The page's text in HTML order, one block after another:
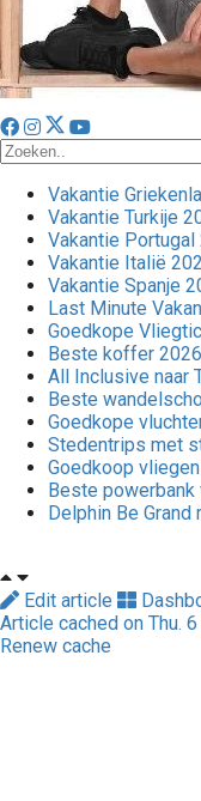
Vakantie
Vakantie Turkije
Vakantie Portugal
Vakantie Italië
Vakantie Spanje
Last Minute
Goedkope
Beste koffer 2026
All Inclusive naar
Beste
Goedkope
Stedentrips met
Goedkoop
Beste
Delphin Be
Edit article
Article cached on Thu.
Renew cache